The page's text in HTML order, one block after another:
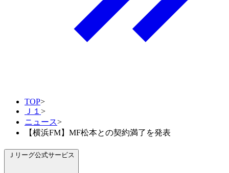
TOP>
Ｊ１ >
ニュース>
【横浜FM】MF松本との契約満了を発表
Ｊリーグ公式サービス